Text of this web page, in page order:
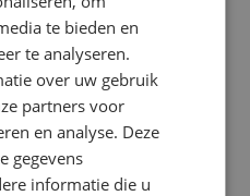
tussen € 2.679,-
een 38-urige werkweek.
13 ADV-dagen en 8%
Metaal & Techniek.
van € 0,23 per
direct! Wij nemen zo
om kennis te maken en
bij jou past.
te bieden en
te analyseren.
over uw gebruik
partners voor
en analyse. Deze
gegevens
informatie die u